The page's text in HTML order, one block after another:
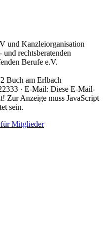
und Kanzleiorganisation
rechtsberatenden
Berufe e.V.
Buch am Erlbach
· E-Mail: Diese E-Mail-
Zur Anzeige muss JavaScript
sein.
Mitglieder